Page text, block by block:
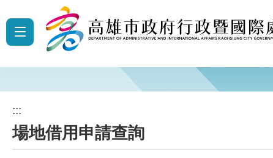
跳到主要內容區塊
:::
場地借用申請查詢